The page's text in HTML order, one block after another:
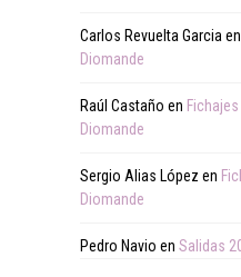
Carlos Revuelta Garciaen
Diomande
Raúl Castaño en
Diomande
Sergio Alias López en
Diomande
Pedro Navio en Salidas